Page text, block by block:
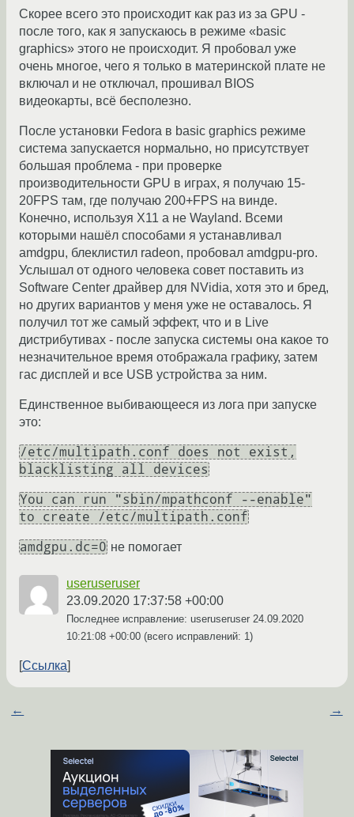
Скорее всего это происходит как раз из за GPU -
после того, как я запускаюсь в режиме «basic
graphics» этого не происходит. Я пробовал уже
очень многое, чего я только в материнской плате не
включал и не отключал, прошивал BIOS
видеокарты, всё бесполезно.
После установки Fedora в basic graphics режиме
система запускается нормально, но присутствует
большая проблема - при проверке
производительности GPU в играх, я получаю 15-
20FPS там, где получаю 200+FPS на винде.
Конечно, используя X11 а не Wayland. Всеми
которыми нашёл способами я устанавливал
amdgpu, блеклистил radeon, пробовал amdgpu-pro.
Услышал от одного человека совет поставить из
Software Center драйвер для NVidia, хотя это и бред,
но других вариантов у меня уже не оставалось. Я
получил тот же самый эффект, что и в Live
дистрибутивах - после запуска системы она какое то
незначительное время отображала графику, затем
гас дисплей и все USB устройства за ним.
Единственное выбивающееся из лога при запуске
это:
/etc/multipath.conf does not exist,
blacklisting all devices
You can run "sbin/mpathconf --enable"
to create /etc/multipath.conf
amdgpu.dc=0 не помогает
useruseruser
23.09.2020 17:37:58 +00:00
Последнее исправление: useruseruser 24.09.2020
10:21:08 +00:00 (всего исправлений: 1)
Ссылка
← →